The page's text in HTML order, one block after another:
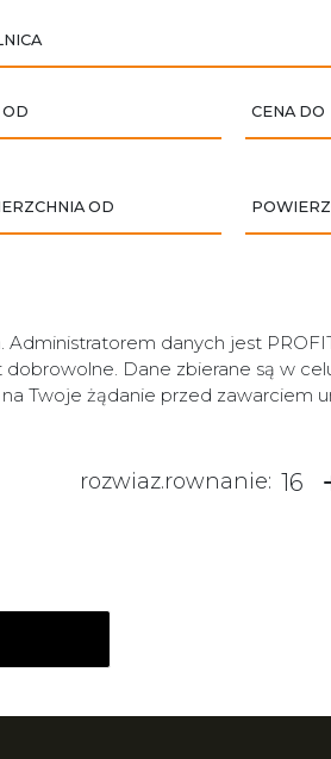
OD CENA DO
OD
danych jest
Dane zbierane są w
Twoje żądanie przed zawarciem
rozwiaz.rownanie: 16